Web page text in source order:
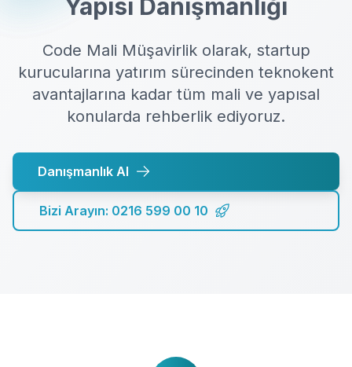
Yapısı Danışmanlığı
Code Mali Müşavirlik olarak, startup
kurucularına yatırım sürecinden teknokent
avantajlarına kadar tüm mali ve yapısal
konularda rehberlik ediyoruz.
Danışmanlık Al
Bizi Arayın: 0216 599 00 10